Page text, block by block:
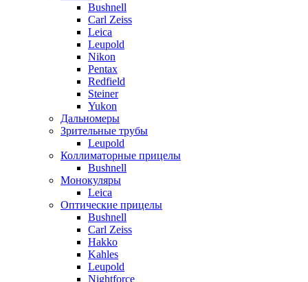
Bushnell
Carl Zeiss
Leica
Leupold
Nikon
Pentax
Redfield
Steiner
Yukon
Дальномеры
Зрительные трубы
Leupold
Коллиматорные прицелы
Bushnell
Монокуляры
Leica
Оптические прицелы
Bushnell
Carl Zeiss
Hakko
Kahles
Leupold
Nightforce